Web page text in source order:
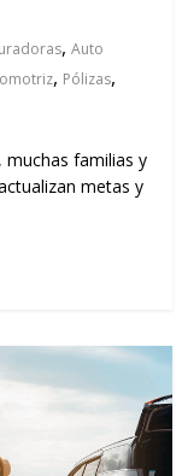
,Auto
, Pólizas,
muchas familias y
metas y